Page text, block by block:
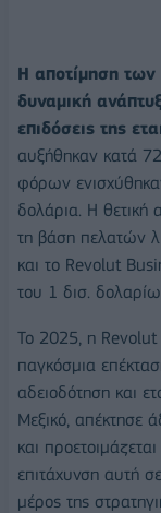
Η αποτίμηση των
δυναμική
επιδόσεις της
αυξήθηκαν κατά
φόρων
δολάρια. Η θετική
τη βάση πελατών
και το Revolut
του 1 δισ.
Το 2025, η Revolut
παγκόσμια
αδειοδότηση και
Μεξικό, απέκτησε
και
επιτάχυνση αυτή
μέρος της